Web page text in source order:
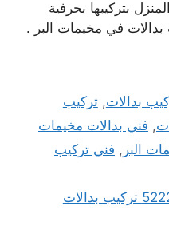
بتركيبها بحرفية
في مخيمات البر .
بدالات,تركيب
, فني بدالات مخيمات
البر , فني تركيب
فني بدالة نويصيب 52227353 تركيب بدالات